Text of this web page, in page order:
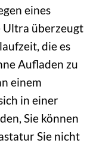
eines
Ultra überzeugt
die es
Aufladen zu
einem
in einer
Sie können
Sie nicht